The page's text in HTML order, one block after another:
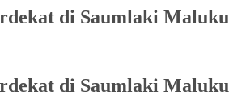
di Saumlaki Maluku
di Saumlaki Maluku